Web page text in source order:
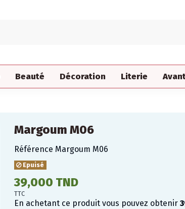
Beauté Décoration Literie
Margoum M06
Référence Margoum M06
Epuisé
39,000 TND
TTC
En achetant ce produit vous pouvez obtenir